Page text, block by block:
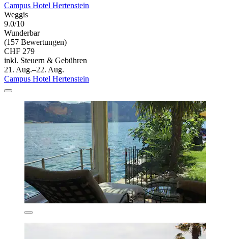
Campus Hotel Hertenstein
Weggis
9.0/10
Wunderbar
(157 Bewertungen)
CHF 279
inkl. Steuern & Gebühren
21. Aug.–22. Aug.
Campus Hotel Hertenstein